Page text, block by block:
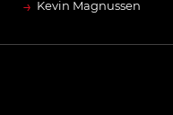
→ Kevin Magnussen